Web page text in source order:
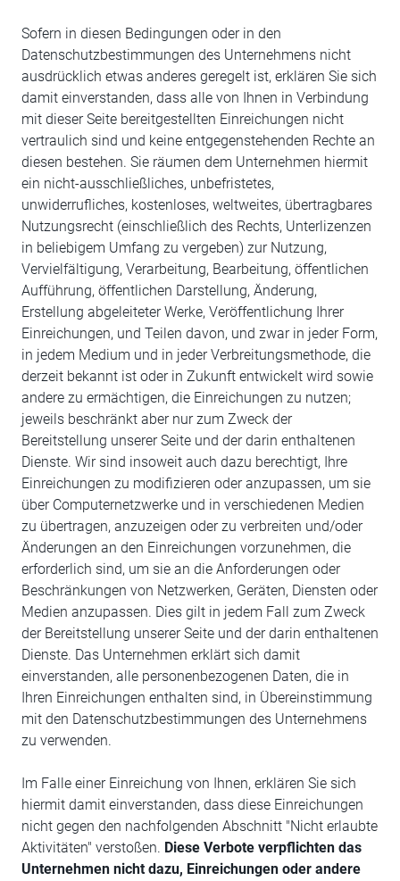
Sofern in diesen Bedingungen oder in den
Datenschutzbestimmungen des Unternehmens nicht
ausdrücklich etwas anderes geregelt ist, erklären Sie sich
damit einverstanden, dass alle von Ihnen in Verbindung
mit dieser Seite bereitgestellten Einreichungen nicht
vertraulich sind und keine entgegenstehenden Rechte an
diesen bestehen. Sie räumen dem Unternehmen hiermit
ein nicht-ausschließliches, unbefristetes,
unwiderrufliches, kostenloses, weltweites, übertragbares
Nutzungsrecht (einschließlich des Rechts, Unterlizenzen
in beliebigem Umfang zu vergeben) zur Nutzung,
Vervielfältigung, Verarbeitung, Bearbeitung, öffentlichen
Aufführung, öffentlichen Darstellung, Änderung,
Erstellung abgeleiteter Werke, Veröffentlichung Ihrer
Einreichungen, und Teilen davon, und zwar in jeder Form,
in jedem Medium und in jeder Verbreitungsmethode, die
derzeit bekannt ist oder in Zukunft entwickelt wird sowie
andere zu ermächtigen, die Einreichungen zu nutzen;
jeweils beschränkt aber nur zum Zweck der
Bereitstellung unserer Seite und der darin enthaltenen
Dienste. Wir sind insoweit auch dazu berechtigt, Ihre
Einreichungen zu modifizieren oder anzupassen, um sie
über Computernetzwerke und in verschiedenen Medien
zu übertragen, anzuzeigen oder zu verbreiten und/oder
Änderungen an den Einreichungen vorzunehmen, die
erforderlich sind, um sie an die Anforderungen oder
Beschränkungen von Netzwerken, Geräten, Diensten oder
Medien anzupassen. Dies gilt in jedem Fall zum Zweck
der Bereitstellung unserer Seite und der darin enthaltenen
Dienste. Das Unternehmen erklärt sich damit
einverstanden, alle personenbezogenen Daten, die in
Ihren Einreichungen enthalten sind, in Übereinstimmung
mit den Datenschutzbestimmungen des Unternehmens
zu verwenden.
Im Falle einer Einreichung von Ihnen, erklären Sie sich
hiermit damit einverstanden, dass diese Einreichungen
nicht gegen den nachfolgenden Abschnitt "Nicht erlaubte
Aktivitäten" verstoßen. Diese Verbote verpflichten das
Unternehmen nicht dazu, Einreichungen oder andere